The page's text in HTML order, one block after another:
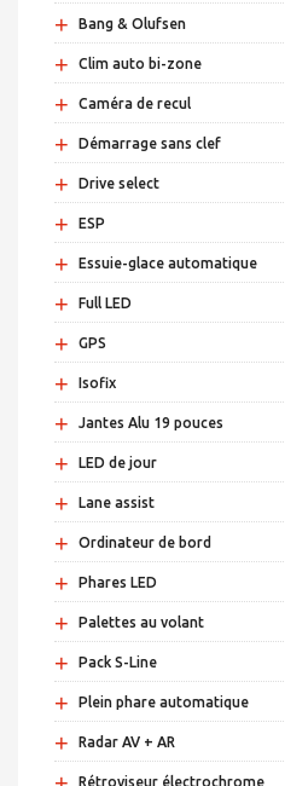
+ Bang & Olufsen
+ Clim auto bi-zone
+ Caméra de recul
+ Démarrage sans clef
+ Drive select
+ ESP
+ Essuie-glace automatique
+ Full LED
+ GPS
+ Isofix
+ Jantes Alu 19 pouces
+ LED de jour
+ Lane assist
+ Ordinateur de bord
+ Phares LED
+ Palettes au volant
+ Pack S-Line
+ Plein phare automatique
+ Radar AV + AR
Rétroviseur électrochrome